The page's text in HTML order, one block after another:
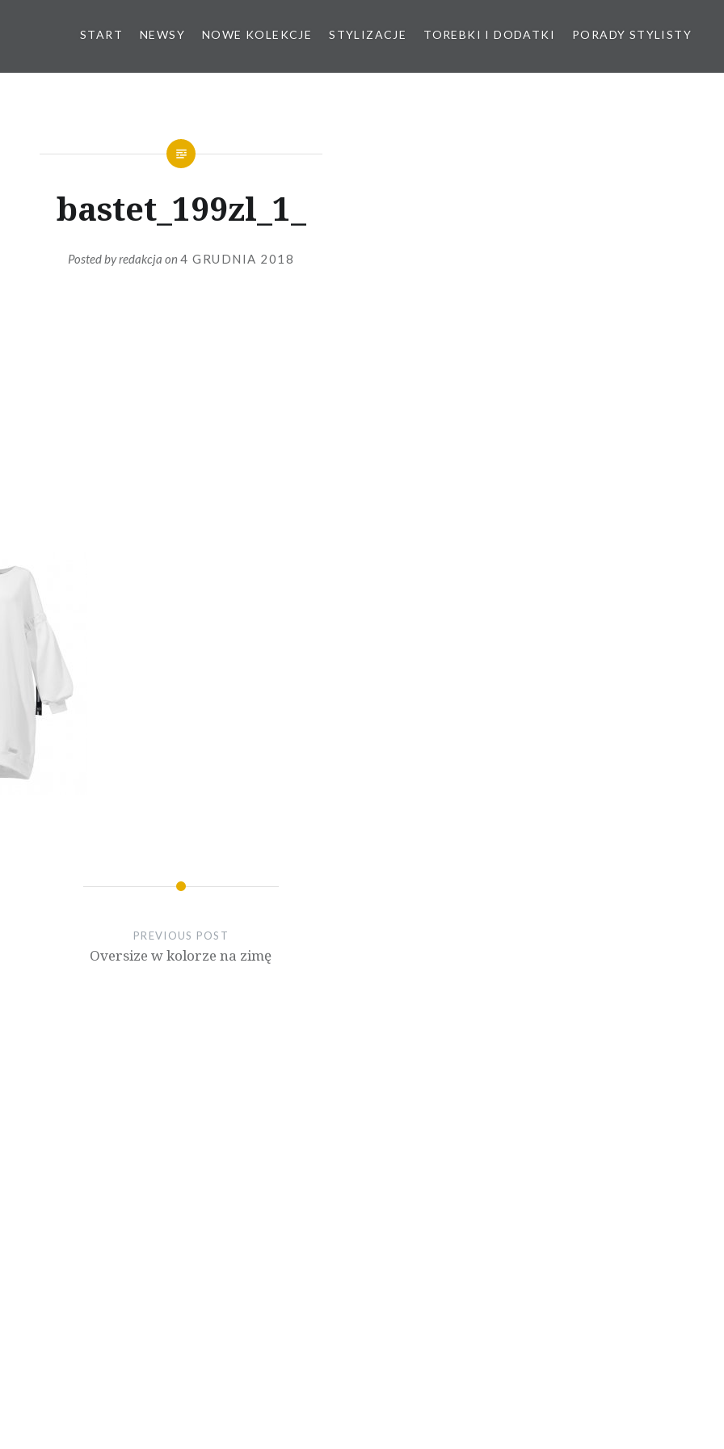
START NEWSY NOWE KOLEKCJE STYLIZACJE TOREBKI I DODATKI PORADY STYLISTY
bastet_199zl_1_
Posted byredakcja on 4 GRUDNIA 2018
PREVIOUS POST
Oversize w kolorze na zimę